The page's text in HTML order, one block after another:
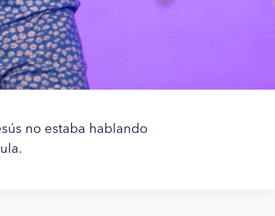
no estaba hablando